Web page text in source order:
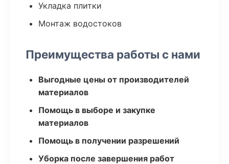
Укладка плитки
Монтаж водостоков
Преимущества работы с нами
Выгодные цены от производителей
материалов
Помощь в выборе и закупке
материалов
Помощь в получении разрешений
Уборка после завершения работ